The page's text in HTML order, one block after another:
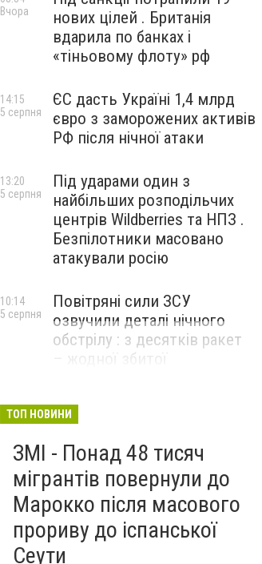
нових цілей . Британія
вдарила по банках і
«тіньовому флоту» рф
Вчора
ЄС дасть Україні 1,4 млрд
євро з заморожених активів
РФ після нічної атаки
14:15
5 серпня
Під ударами один з
найбільших розподільчих
центрів Wildberries та НПЗ .
Безпілотники масовано
атакували росію
13:20
5 серпня
Повітряні сили ЗСУ
озвучили деталі нічного
обстрілу : з десятків ракет
– жодної збитої
10:14
5 серпня
ТОП НОВИНИ
ЗМІ - Понад 48 тисяч
мігрантів повернули до
Марокко після масового
прориву до іспанської
Сеути